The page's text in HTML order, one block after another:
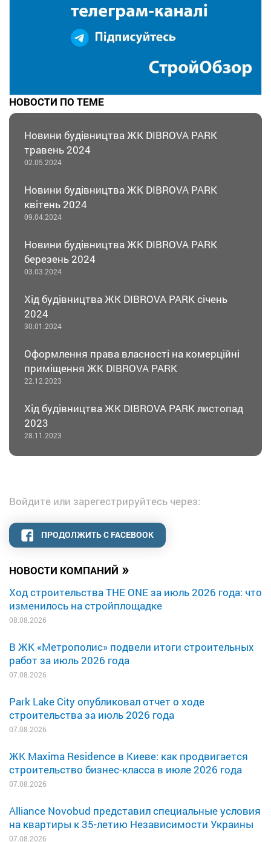
НОВОСТИ КОМПАНИЙ »
Ход строительства THE ONE за июль 2026 года: что
изменилось на стройплощадке
08.08.2026
В ЖК «Метрополис» подвели итоги строительных
работ за июль 2026 года
07.08.2026
Park Lake City опубликовал отчет о ходе
строительства за июль 2026 года
07.08.2026
ЖК Maxima Residence в Киеве: как продвигается
строительство бизнес-класса в июле 2026 года
07.08.2026
Alliance Novobud представил специальные условия
на квартиры к 35-летию Независимости Украины
07.08.2026
НОВОСТИ ПО ТЕМЕ
Новини будівництва ЖК DIBROVA PARK
травень 2024
02.05.2024
Новини будівництва ЖК DIBROVA PARK
квітень 2024
09.04.2024
Новини будівництва ЖК DIBROVA PARK
березень 2024
03.03.2024
Хід будівництва ЖК DIBROVA PARK січень
2024
30.01.2024
Оформлення права власності на комерційні
приміщення ЖК DIBROVA PARK
22.12.2023
Хід будівництва ЖК DIBROVA PARK листопад
2023
28.11.2023
Войдите или зарегестрируйтесь через:
ПРОДОЛЖИТЬ С FACEBOOK